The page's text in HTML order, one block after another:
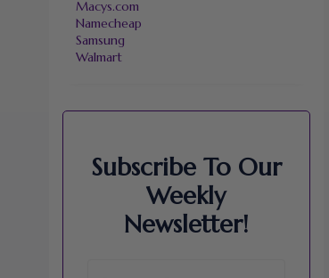
Macys.com
Namecheap
Samsung
Walmart
Subscribe To Our
Weekly
Newsletter!